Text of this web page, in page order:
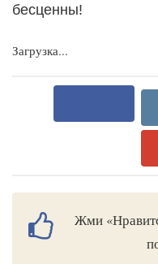
бесценны!
Загрузка...
Жми